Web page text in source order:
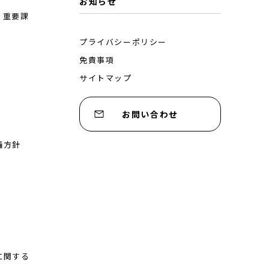
要課
方針
する
プライバシーポリシー
免責事項
サイトマップ
お問い合わせ